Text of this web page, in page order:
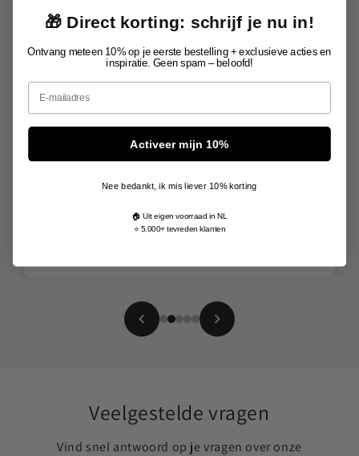
Ik had mijn bestelling last minute nodig voor
een herdenking en was bang dat het niet op
tijd zou zijn. Toch de volgende dag al in huis,
Arno
Veelgestelde vragen
Vind snel antwoord op je vragen over onze
🎁 Direct korting: schrijf je nu in!
Ontvang meteen 10% op je eerste bestelling + exclusieve acties en
inspiratie. Geen spam – beloofd!
Email
Activeer mijn 10%
Nee bedankt, ik mis liever 10% korting
🏠 Uit eigen voorraad in NL
⭐ 5.000+ tevreden klanten